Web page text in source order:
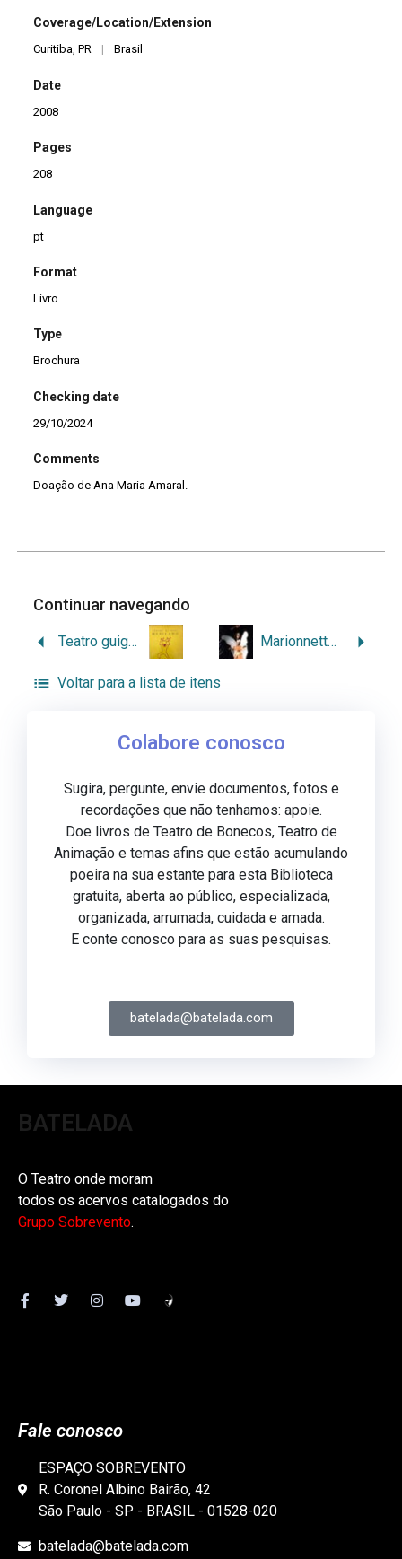
Coverage/Location/Extension
Curitiba, PR | Brasil
Date
2008
Pages
208
Language
pt
Format
Livro
Type
Brochura
Checking date
29/10/2024
Comments
Doação de Ana Maria Amaral.
Continuar navegando
Teatro guignol mexicano Marionnettes (Les)
Voltar para a lista de itens
Colabore conosco
Sugira, pergunte, envie documentos, fotos e
recordações que não tenhamos: apoie.
Doe livros de Teatro de Bonecos, Teatro de
Animação e temas afins que estão acumulando
poeira na sua estante para esta Biblioteca
gratuita, aberta ao público, especializada,
organizada, arrumada, cuidada e amada.
E conte conosco para as suas pesquisas.
batelada@batelada.com
BATELADA
O Teatro onde moram
todos os acervos catalogados do
Grupo Sobrevento.
Fale conosco
ESPAÇO SOBREVENTO
R. Coronel Albino Bairão, 42
São Paulo - SP - BRASIL - 01528-020
batelada@batelada.com